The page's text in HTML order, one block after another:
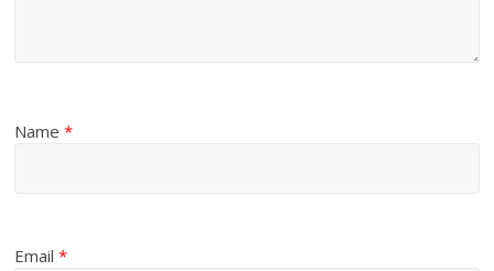
Name*
Email*